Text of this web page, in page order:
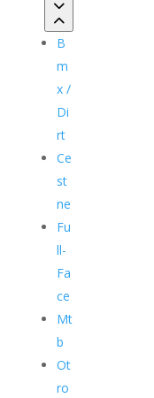
B
m
x /
Di
rt
Ce
st
ne
Fu
ll-
Fa
ce
Mt
b
Ot
ro